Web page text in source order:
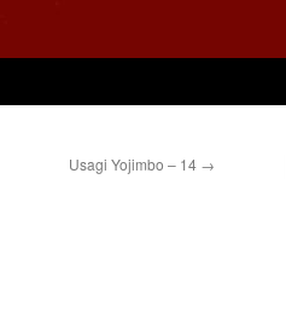
Usagi Yojimbo – 14 →